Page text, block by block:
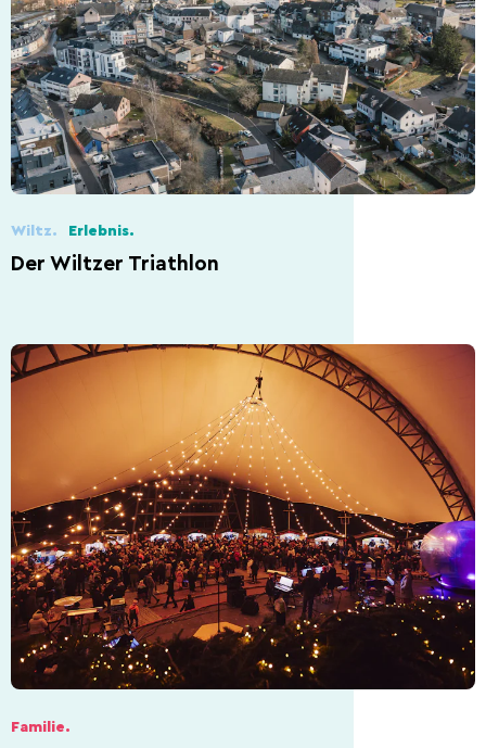
Wiltz. Erlebnis.
Der Wiltzer Triathlon
Familie.